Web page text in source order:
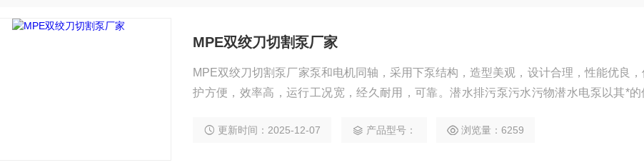
MPE双绞刀切割泵厂家
MPE双绞刀切割泵厂家泵和电机同轴，采用下泵结构，造型美观，设计合理，性能优良
护方便，效率高，运行工况宽，经久耐用，可靠。潜水排污泵污水污物潜水电泵以其*的
更新时间：2025-12-07 产品型号： 浏览量：6259